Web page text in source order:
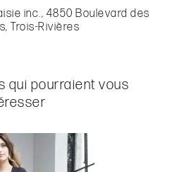
inc., 4850 Boulevard des
Trois-Rivières
qui pourraient vous